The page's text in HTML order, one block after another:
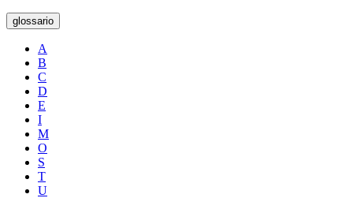
glossario
A
B
C
D
E
I
M
O
S
T
U